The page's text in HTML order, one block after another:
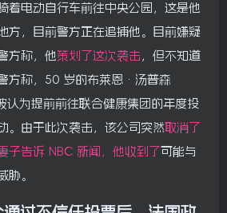
着电动自行车前往中央公园，这是他
方，目前警方正在追捕他。目前嫌疑
方称，他 策划了这次袭击 ，但不知道
方称，50 岁的布莱恩·汤普森
为提前前往联合健康集团的年度投
。由于此次袭击，该公司突然取消了
子告诉 NBC 新闻， 他收到了可能与
胁。